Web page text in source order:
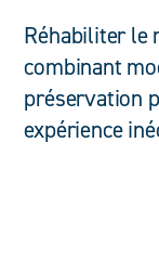
Réhabiliter le
combinant
préservation
expérience